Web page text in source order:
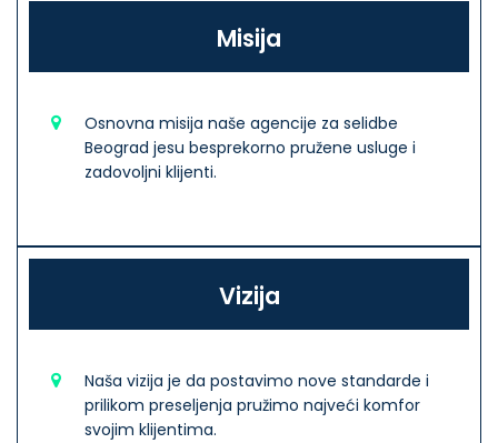
Misija
Osnovna misija naše agencije za selidbe
Beograd jesu besprekorno pružene usluge i
zadovoljni klijenti.
Vizija
Naša vizija je da postavimo nove standarde i
prilikom preseljenja pružimo najveći komfor
svojim klijentima.